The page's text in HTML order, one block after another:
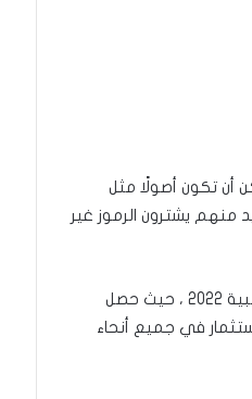
أن تكون أصولًا مثل
منهم يشترون الرموز غير
من بين أهم الرموز غير القابلة للاستبدال التي تم بيعها في الآونة الأخيرة هي الكرة الذهبية 2022 ، حيث حصل
كرة القدم والاستثمار في جميع أنحاء